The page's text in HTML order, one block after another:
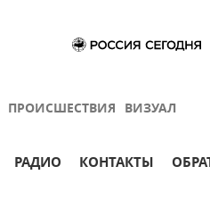
ПРОИСШЕСТВИЯ ВИЗУАЛ
РАДИО КОНТАКТЫ